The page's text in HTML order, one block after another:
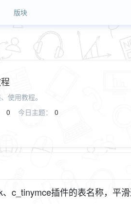
版块
使用教程。
0 今日主题： 0
c_tinymce插件的表名称，平